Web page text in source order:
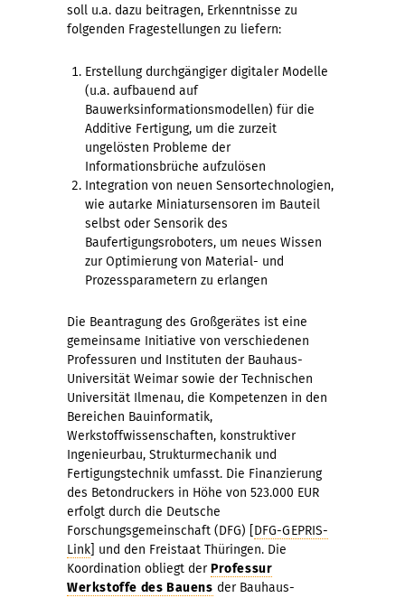
soll u.a. dazu beitragen, Erkenntnisse zu
folgenden Fragestellungen zu liefern:
Erstellung durchgängiger digitaler Modelle
(u.a. aufbauend auf
Bauwerksinformationsmodellen) für die
Additive Fertigung, um die zurzeit
ungelösten Probleme der
Informationsbrüche aufzulösen
Integration von neuen Sensortechnologien,
wie autarke Miniatursensoren im Bauteil
selbst oder Sensorik des
Baufertigungsroboters, um neues Wissen
zur Optimierung von Material- und
Prozessparametern zu erlangen
Die Beantragung des Großgerätes ist eine
gemeinsame Initiative von verschiedenen
Professuren und Instituten der Bauhaus-
Universität Weimar sowie der Technischen
Universität Ilmenau, die Kompetenzen in den
Bereichen Bauinformatik,
Werkstoffwissenschaften, konstruktiver
Ingenieurbau, Strukturmechanik und
Fertigungstechnik umfasst. Die Finanzierung
des Betondruckers in Höhe von 523.000 EUR
erfolgt durch die Deutsche
Forschungsgemeinschaft (DFG) [ DFG-GEPRIS-
Link ] und den Freistaat Thüringen. Die
Koordination obliegt derProfessur
Werkstoffe des Bauens der Bauhaus-